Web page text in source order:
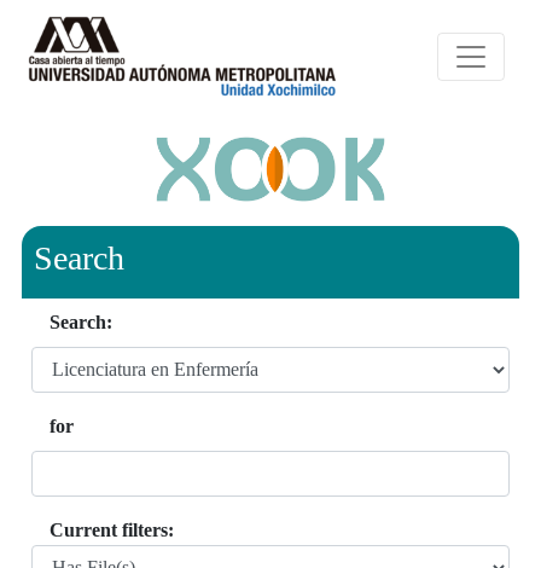
Search
Search:
for
Current filters: